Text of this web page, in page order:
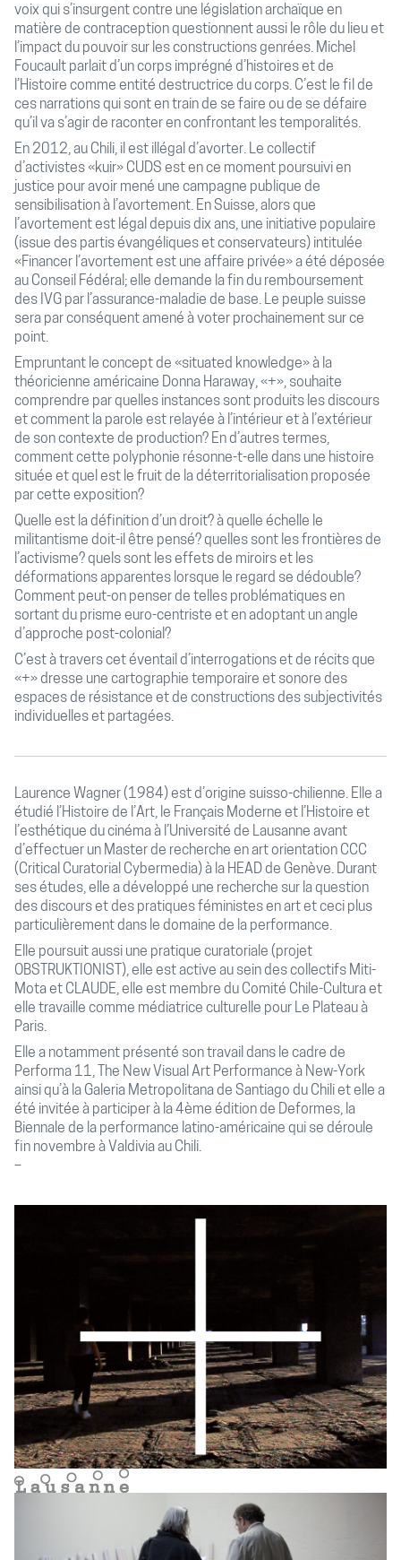
voix qui s’insurgent contre une législation archaïque en
matière de contraception questionnent aussi le rôle du lieu et
l’impact du pouvoir sur les constructions genrées. Michel
Foucault parlait d’un corps imprégné d’histoires et de
l’Histoire comme entité destructrice du corps. C’est le fil de
ces narrations qui sont en train de se faire ou de se défaire
qu’il va s’agir de raconter en confrontant les temporalités.
En 2012, au Chili, il est illégal d’avorter. Le collectif
d’activistes «kuir» CUDS est en ce moment poursuivi en
justice pour avoir mené une campagne publique de
sensibilisation à l’avortement. En Suisse, alors que
l’avortement est légal depuis dix ans, une initiative populaire
(issue des partis évangéliques et conservateurs) intitulée
«Financer l’avortement est une affaire privée» a été déposée
au Conseil Fédéral; elle demande la fin du remboursement
des IVG par l’assurance-maladie de base. Le peuple suisse
sera par conséquent amené à voter prochainement sur ce
point.
Empruntant le concept de «situated knowledge» à la
théoricienne américaine Donna Haraway, «+», souhaite
comprendre par quelles instances sont produits les discours
et comment la parole est relayée à l’intérieur et à l’extérieur
de son contexte de production? En d’autres termes,
comment cette polyphonie résonne-t-elle dans une histoire
située et quel est le fruit de la déterritorialisation proposée
par cette exposition?
Quelle est la définition d’un droit? à quelle échelle le
militantisme doit-il être pensé? quelles sont les frontières de
l’activisme? quels sont les effets de miroirs et les
déformations apparentes lorsque le regard se dédouble?
Comment peut-on penser de telles problématiques en
sortant du prisme euro-centriste et en adoptant un angle
d’approche post-colonial?
C’est à travers cet éventail d’interrogations et de récits que
«+» dresse une cartographie temporaire et sonore des
espaces de résistance et de constructions des subjectivités
individuelles et partagées.
Laurence Wagner (1984) est d’origine suisso-chilienne. Elle a
étudié l’Histoire de l’Art, le Français Moderne et l’Histoire et
l’esthétique du cinéma à l’Université de Lausanne avant
d’effectuer un Master de recherche en art orientation CCC
(Critical Curatorial Cybermedia) à la HEAD de Genève. Durant
ses études, elle a développé une recherche sur la question
des discours et des pratiques féministes en art et ceci plus
particulièrement dans le domaine de la performance.
Elle poursuit aussi une pratique curatoriale (projet
OBSTRUKTIONIST), elle est active au sein des collectifs Miti-
Mota et CLAUDE, elle est membre du Comité Chile-Cultura et
elle travaille comme médiatrice culturelle pour Le Plateau à
Paris.
Elle a notamment présenté son travail dans le cadre de
Performa 11, The New Visual Art Performance à New-York
ainsi qu’à la Galeria Metropolitana de Santiago du Chili et elle a
été invitée à participer à la 4ème édition de Deformes, la
Biennale de la performance latino-américaine qui se déroule
fin novembre à Valdivia au Chili.